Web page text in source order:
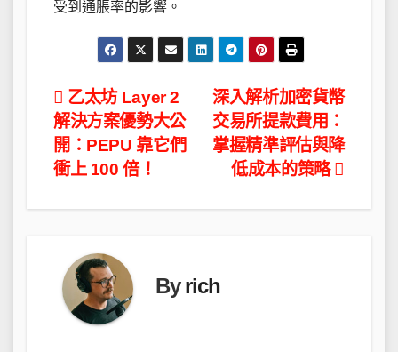
受到通脹率的影響。
文
章
導
覽
深入解析加密貨幣
交易所提款費用：
掌握精準評估與降
低成本的策略
乙太坊 Layer 2
解決方案優勢大公
開：PEPU 靠它們
衝上 100 倍！
Byrich